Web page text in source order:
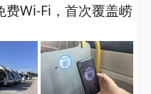
费Wi-Fi，首次覆盖崂